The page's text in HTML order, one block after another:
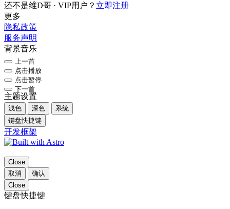
还不是维D哥 · VIP用户？ 立即注册
更多
隐私政策
服务声明
背景音乐
上一首
点击播放
点击暂停
下一首
主题设置
浅色 深色
系统
键盘快捷键
开发框架
Close
取消
确认
Close
键盘快捷键